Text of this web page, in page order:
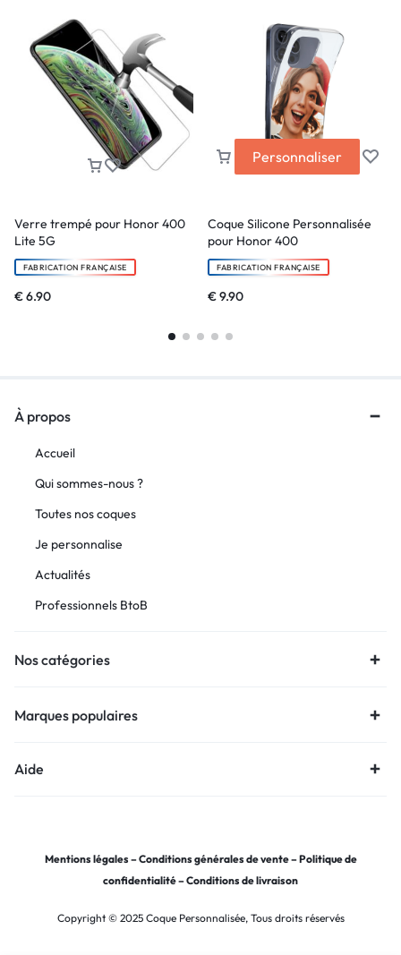
Verre trempé pour Honor 400
Lite 5G
FABRICATION FRANÇAISE
€6.90
Personnaliser
Coque Silicone Personnalisée
pour Honor 400
FABRICATION FRANÇAISE
€9.90
À propos
Accueil
Qui sommes-nous ?
Toutes nos coques
Je personnalise
Actualités
Professionnels BtoB
Nos catégories
Marques populaires
Aide
Mentions légales –Conditions générales de vente–Politique de
confidentialité–Conditions de livraison
Copyright © 2025 Coque Personnalisée, Tous droits réservés